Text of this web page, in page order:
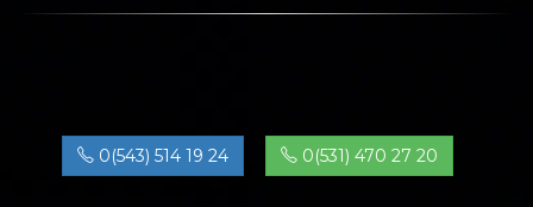
0(543) 514 19 24 0(531) 470 27 20